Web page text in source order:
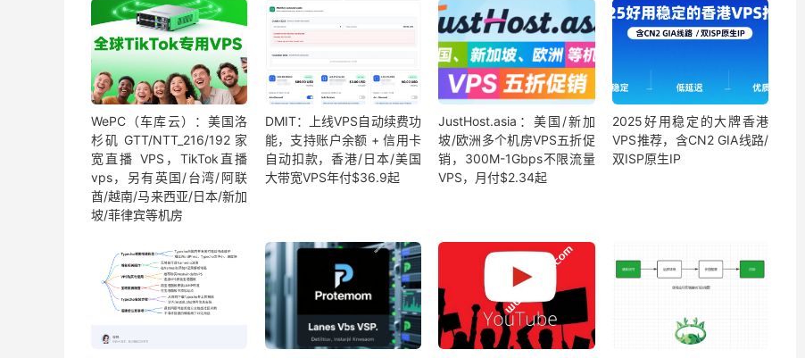
WePC（车库云）：美国洛
杉矶 GTT/NTT_216/192 家
宽直播 VPS，TikTok直播
vps，另有英国/台湾/阿联
酋/越南/马来西亚/日本/新加
坡/菲律宾等机房
DMIT：上线VPS自动续费功
能，支持账户余额 + 信用卡
自动扣款，香港/日本/美国
大带宽VPS年付$36.9起
JustHost.asia：美国/新加
坡/欧洲多个机房VPS五折促
销，300M-1Gbps不限流量
VPS，月付$2.34起
2025好用稳定的大牌香港
VPS推荐，含CN2 GIA线路/
双ISP原生IP